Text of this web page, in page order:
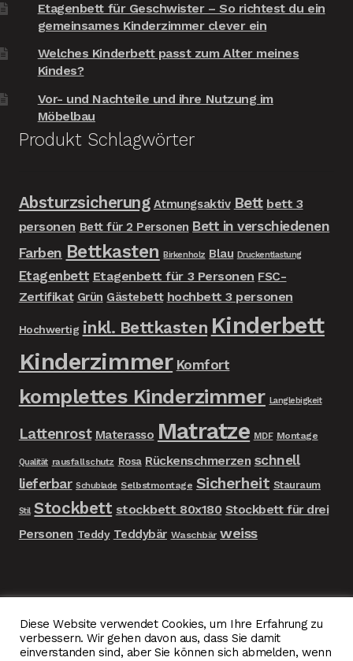
Etagenbett für Geschwister – So richtest du ein
gemeinsames Kinderzimmer clever ein
Welches Kinderbett passt zum Alter meines
Kindes?
Vor- und Nachteile und ihre Nutzung im
Möbelbau
Produkt Schlagwörter
Absturzsicherung Atmungsaktiv Bett bett 3
personen Bett für 2 Personen Bett in verschiedenen
Farben Bettkasten Birkenholz Blau Druckentlastung
Etagenbett Etagenbett für 3 Personen FSC-
Zertifikat Grün Gästebett hochbett 3 personen
Hochwertig inkl. Bettkasten Kinderbett
Kinderzimmer Komfort
komplettes Kinderzimmer Langlebigkeit
Lattenrost Materasso Matratze MDF Montage
Qualität rausfallschutz Rosa Rückenschmerzen schnell
lieferbar Schublade Selbstmontage Sicherheit Stauraum
Stil Stockbett stockbett 80x180 Stockbett für drei
Personen Teddy Teddybär Waschbär weiss
© Gulya Péter | Herdwebsites | Traumkinderzimmer
2026
Diese Website verwendet Cookies, um Ihre Erfahrung zu
verbessern. Wir gehen davon aus, dass Sie damit
einverstanden sind, aber Sie können sich abmelden, wenn